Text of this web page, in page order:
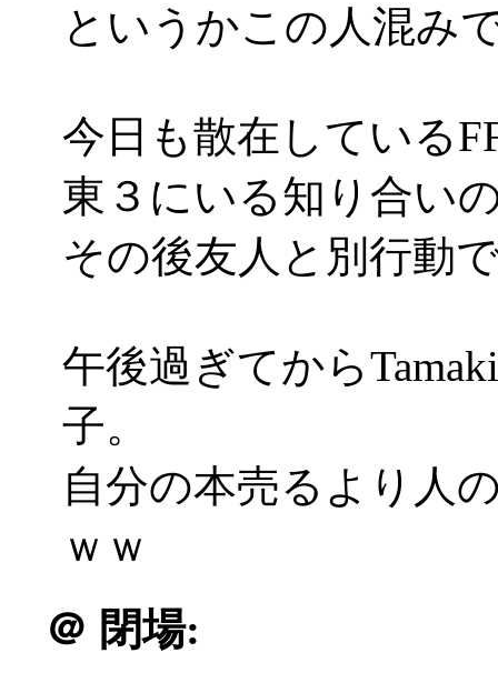
というかこの人混み
今日も散在している
東３にいる知り合い
その後友人と別行動
午後過ぎてから
子。
自分の本売るより人
ｗｗ
＠ 閉場: